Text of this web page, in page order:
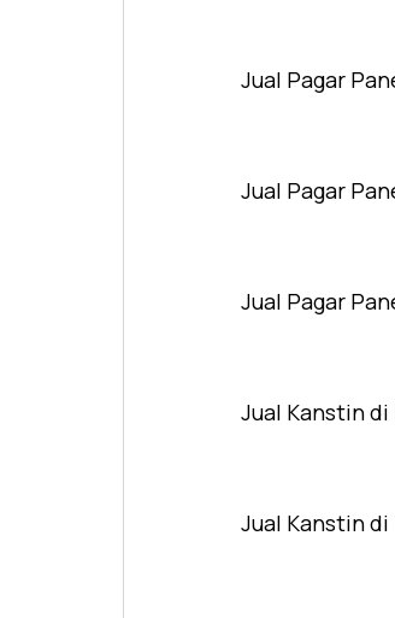
Jual Pagar
Jual Pagar
Jual Pagar
Jual Kanstin di
Jual Kanstin